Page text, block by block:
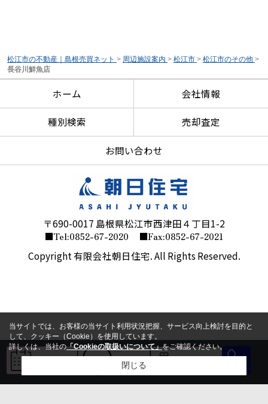
松江市の不動産｜島根売買ネット > 周辺施設案内 > 松江市 > 松江市のその他 >
長谷川鮮魚店
来店予約 LINE 会員登録
ホーム 会社情報
種別検索 売却査定
お問い合わせ
〒690-0017 島根県松江市西津田４丁目1-2
■Tel:0852-67-2020 ■Fax:0852-67-2021
Copyright 有限会社朝日住宅. All Rights Reserved.
当サイトでは、お客様の当サイト利用状況把握、サービス向上検討を目的と
して、クッキー（Cookie）を使用しています。
詳しくは、当社の「Cookieの取扱いについて」をご確認ください。
閉じる